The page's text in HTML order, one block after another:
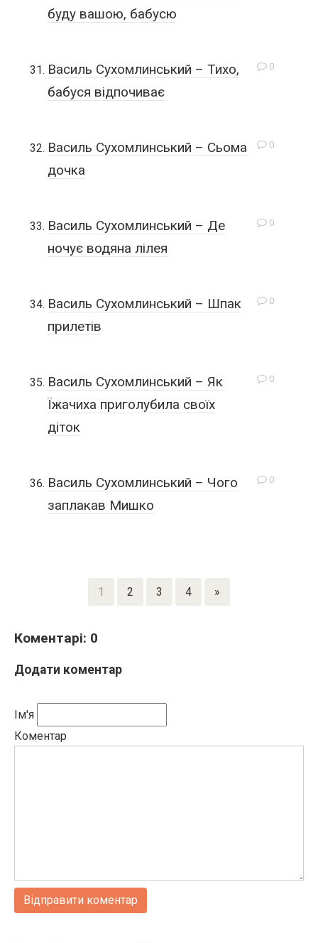
буду вашою, бабусю
0
Василь Сухомлинський – Тихо,
бабуся відпочиває
0
Василь Сухомлинський – Сьома
дочка
0
Василь Сухомлинський – Де
ночує водяна лілея
0
Василь Сухомлинський – Шпак
прилетів
0
Василь Сухомлинський – Як
Їжачиха приголубила своїх
діток
0
Василь Сухомлинський – Чого
заплакав Мишко
1 2 3 4 »
Коментарі: 0
Додати коментар
Ім'я
Коментар